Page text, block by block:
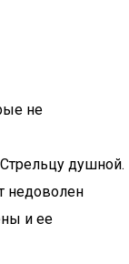
не
душной.
недоволен
и ее